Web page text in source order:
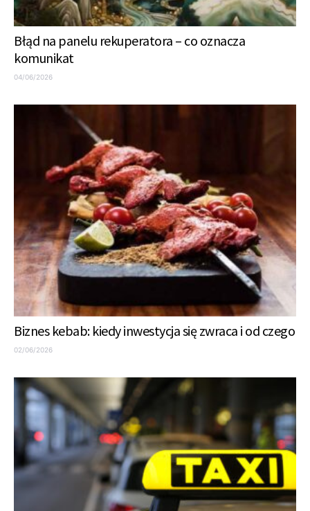
Błąd na panelu rekuperatora – co oznacza
komunikat
04/06/2026
Biznes kebab: kiedy inwestycja się zwraca i od czego
02/06/2026